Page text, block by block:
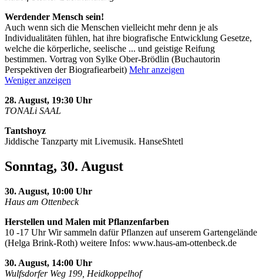
Werdender Mensch sein!
Auch wenn sich die Menschen vielleicht mehr denn je als
Individualitäten fühlen, hat ihre biografische Entwicklung Gesetze,
welche die körperliche, seelische ... und geistige Reifung
bestimmen. Vortrag von Sylke Ober-Brödlin (Buchautorin
Perspektiven der Biografiearbeit) Mehr anzeigen
Weniger anzeigen
28. August, 19:30 Uhr
TONALi SAAL
Tantshoyz
Jiddische Tanzparty mit Livemusik. HanseShtetl
Sonntag, 30. August
30. August, 10:00 Uhr
Haus am Ottenbeck
Herstellen und Malen mit Pflanzenfarben
10 -17 Uhr Wir sammeln dafür Pflanzen auf unserem Gartengelände
(Helga Brink-Roth) weitere Infos: www.haus-am-ottenbeck.de
30. August, 14:00 Uhr
Wulfsdorfer Weg 199, Heidkoppelhof